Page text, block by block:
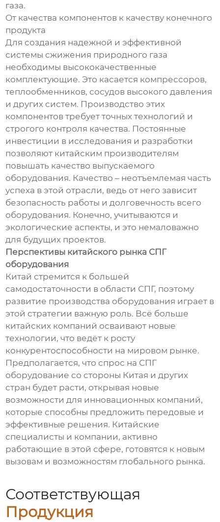
газа.
От качества компонентов к качеству конечного
продукта
Для создания надежной и эффективной
системы сжижения природного газа
необходимы высококачественные
комплектующие. Это касается компрессоров,
теплообменников, сосудов высокого давления
и других систем. Производство этих
компонентов требует точных технологий и
строгого контроля качества. Постоянные
инвестиции в исследования и разработки
позволяют китайским производителям
повышать качество выпускаемого
оборудования. Качество – неотъемлемая часть
успеха в этой отрасли, ведь от него зависит
безопасность работы и долговечность всего
оборудования. Конечно, учитываются и
экологические аспекты, и это немаловажно
для будущих проектов.
Перспективы китайского рынка СПГ
оборудования
Китай стремится к большей
самодостаточности в области СПГ, поэтому
развитие производства оборудования играет в
этой стратегии важную роль. Всё больше
китайских компаний осваивают новые
технологии, что ведёт к росту
конкурентоспособности на мировом рынке.
Предполагается, что спрос на СПГ
оборудование со стороны Китая и других
стран будет расти, открывая новые
возможности для инновационных компаний,
которые способны предложить передовые и
эффективные решения. Китайские
специалисты и компании, активно
работающие в этой сфере, готовятся к новым
вызовам и возможностям глобального рынка.
Соответствующая
Продукция